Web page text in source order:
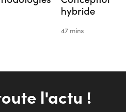
hybride
47 mins
l'actu !